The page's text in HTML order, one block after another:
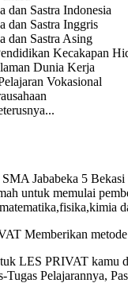
dan Sastra Indonesia
dan Sastra Inggris
dan Sastra Asing
Kecakapan
Dunia Kerja
Vokasional
Jababeka 5 Bekasi
untuk memulai
Memberikan metode
LES PRIVAT kamu
Tugas Pelajarannya,